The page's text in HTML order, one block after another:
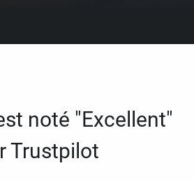
noté "Excellent"
Trustpilot